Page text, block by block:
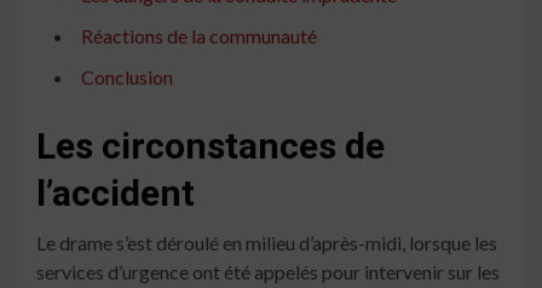
Réactions de la communauté
Conclusion
Les circonstances de
l’accident
Le drame s’est déroulé en milieu d’après-midi, lorsque les
services d’urgence ont été appelés pour intervenir sur les